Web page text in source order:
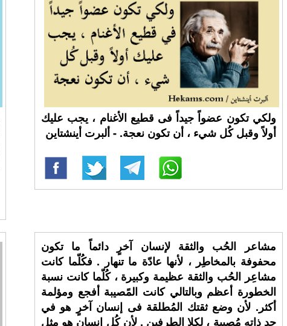
ولكي تكون عضواً جيداً فى قطيع الأغنام ، يجب عليك
أولاً وقبل كُل شيء ، أن تكون نعجة. - ألبرت أينشتاين
مشاعر الحُب والثقة لإنسان آخرٍ دائماً ما تكون
محفوفة بالمخاطِر ، لأنها عادّة ما تنهار . فكُلّما كانت
مشاعِر الحُب والثقة عظيمة وكبيرة ، كُلّما كانت نسبة
الخطورة أعظم وبالتالي كانت المًصيبة أفجع ومؤلمة
أكثر. لأن وضع ثقتك المُطلقة فى إنسان آخرٍ هو في
حد ذاتِهِ مُصيبة ، لكلا الطرفين . لأن كُل إنسان هو مثل